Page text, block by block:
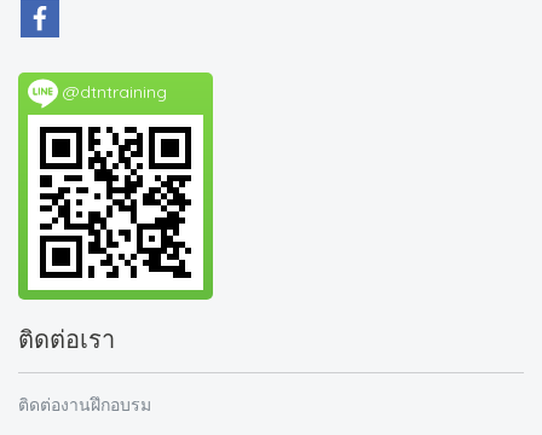
@dtntraining
ติดต่อเรา
ติดต่องานฝึกอบรม